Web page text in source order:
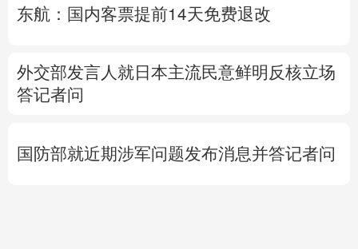
东航：国内客票提前14天免费退改
外交部发言人就日本主流民意鲜明反核立场
答记者问
国防部就近期涉军问题发布消息并答记者问